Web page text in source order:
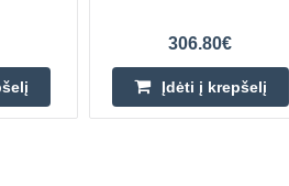
306.80€
Įdėti į krepšelį